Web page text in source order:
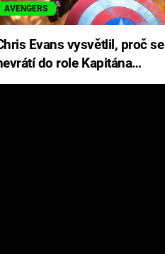
AVENGERS
Evans vysvětlil, proč se
do role Kapitána